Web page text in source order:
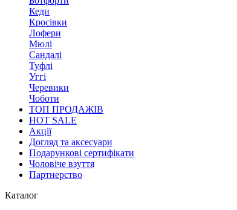
Кеди
Кросівки
Лофери
Мюлі
Сандалі
Туфлі
Уггі
Черевики
Чоботи
ТОП ПРОДАЖІВ
HOT SALE
Акції
Догляд та аксесуари
Подарункові сертифікати
Чоловіче взуття
Партнерство
Каталог